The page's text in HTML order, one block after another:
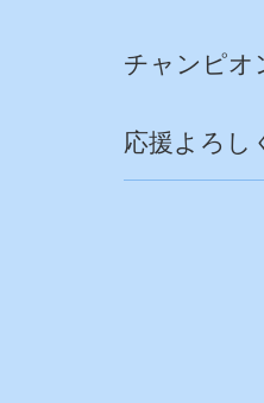
チャンピオ
応援よろし